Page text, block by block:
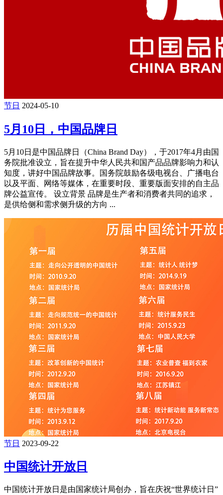
节日 2024-05-10
5月10日，中国品牌日
5月10日是中国品牌日（China Brand Day），于2017年4月由国
务院批准设立，旨在提升中华人民共和国产品品牌影响力和认
知度，讲好中国品牌故事。国务院鼓励各级电视台、广播电台
以及平面、网络等媒体，在重要时段、重要版面安排的自主品
牌公益宣传。 设立背景 品牌是生产者和消费者共同的追求，
是供给侧和需求侧升级的方向 ...
节日 2023-09-22
中国统计开放日
中国统计开放日是由国家统计局创办，旨在庆祝“世界统计日”